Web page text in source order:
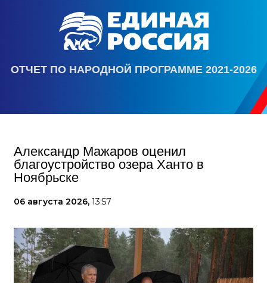
ОТЧЕТ ПО НАРОДНОЙ ПРОГРАММЕ 2021-2026
Александр Мажаров оценил
благоустройство озера Ханто в
Ноябрьске
06 августа 2026, 13:57